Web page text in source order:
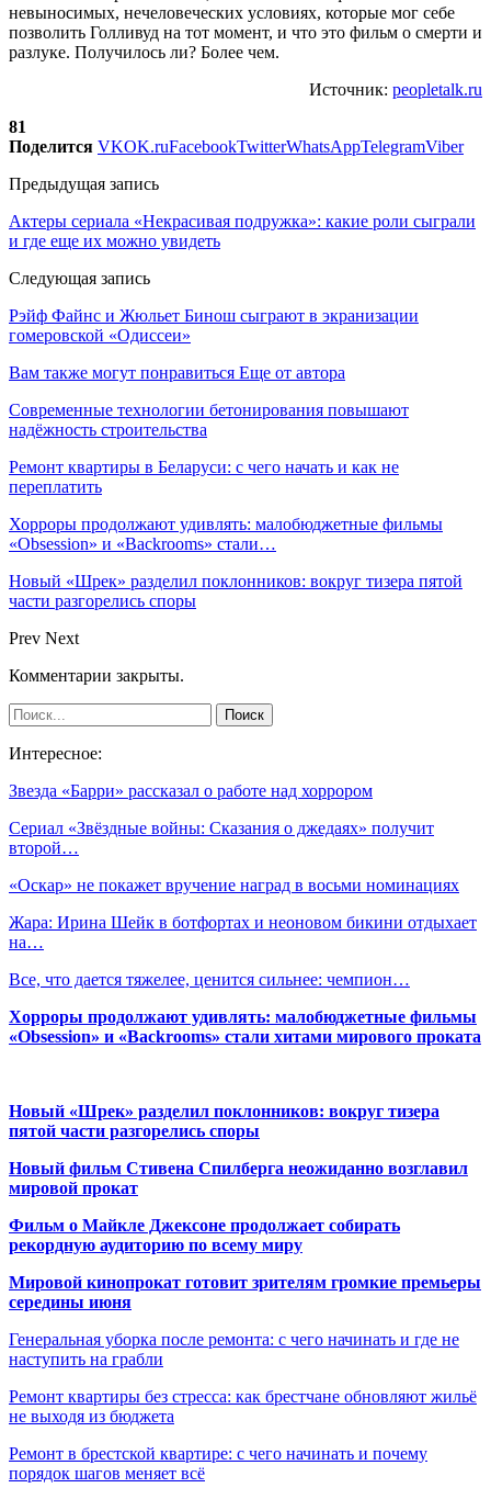
невыносимых, нечеловеческих условиях, которые мог себе
позволить Голливуд на тот момент, и что это фильм о смерти и
разлуке. Получилось ли? Более чем.
Источник: peopletalk.ru
81
Поделится VKOK.ruFacebookTwitterWhatsAppTelegramViber
Предыдущая запись
Актеры сериала «Некрасивая подружка»: какие роли сыграли
и где еще их можно увидеть
Следующая запись
Рэйф Файнс и Жюльет Бинош сыграют в экранизации
гомеровской «Одиссеи»
Вам также могут понравиться Еще от автора
Современные технологии бетонирования повышают
надёжность строительства
Ремонт квартиры в Беларуси: с чего начать и как не
переплатить
Хорроры продолжают удивлять: малобюджетные фильмы
«Obsession» и «Backrooms» стали…
Новый «Шрек» разделил поклонников: вокруг тизера пятой
части разгорелись споры
Prev Next
Комментарии закрыты.
Интересное:
Звезда «Барри» рассказал о работе над хоррором
Сериал «Звёздные войны: Сказания о джедаях» получит
второй…
«Оскар» не покажет вручение наград в восьми номинациях
Жара: Ирина Шейк в ботфортах и неоновом бикини отдыхает
на…
Все, что дается тяжелее, ценится сильнее: чемпион…
Хорроры продолжают удивлять: малобюджетные фильмы
«Obsession» и «Backrooms» стали хитами мирового проката
Новый «Шрек» разделил поклонников: вокруг тизера
пятой части разгорелись споры
Новый фильм Стивена Спилберга неожиданно возглавил
мировой прокат
Фильм о Майкле Джексоне продолжает собирать
рекордную аудиторию по всему миру
Мировой кинопрокат готовит зрителям громкие премьеры
середины июня
Генеральная уборка после ремонта: с чего начинать и где не
наступить на грабли
Ремонт квартиры без стресса: как брестчане обновляют жильё
не выходя из бюджета
Ремонт в брестской квартире: с чего начинать и почему
порядок шагов меняет всё